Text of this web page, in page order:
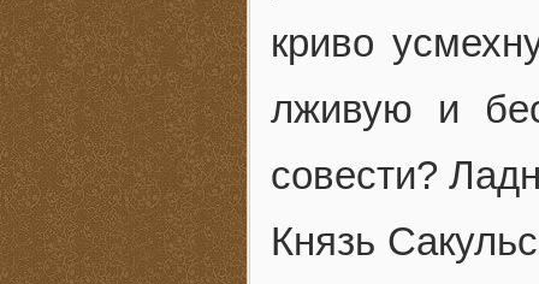
криво
лживую и
совести?
Князь